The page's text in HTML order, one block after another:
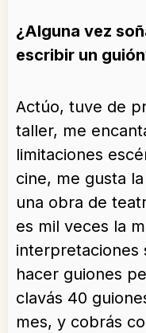
¿Alguna vez
escribir un
Actúo, tuve de
taller, me
limitaciones
cine, me gusta
una obra de
es mil veces la
interpretaciones
hacer guiones
clavás 40
mes, y cobrás